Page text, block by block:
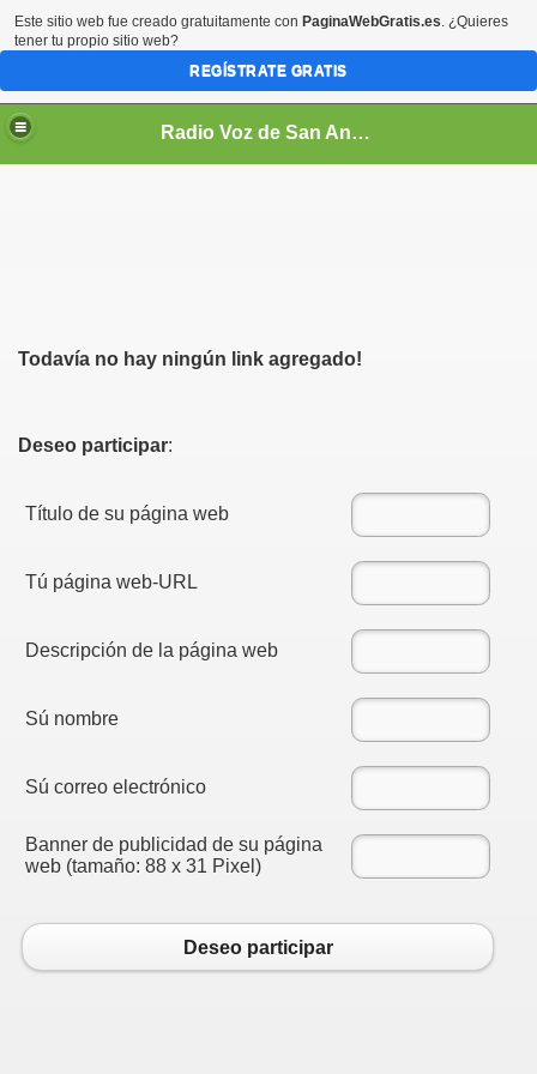
Radio Voz de San Andrés Cholula On Line
Todavía no hay ningún link agregado!
Deseo participar:
Título de su página web
Tú página web-URL
Descripción de la página web
Sú nombre
Sú correo electrónico
Banner de publicidad de su página
web (tamaño: 88 x 31 Pixel)
Deseo participar
Este sitio web fue creado gratuitamente con PaginaWebGratis.es. ¿Quieres
tener tu propio sitio web?
REGÍSTRATE GRATIS